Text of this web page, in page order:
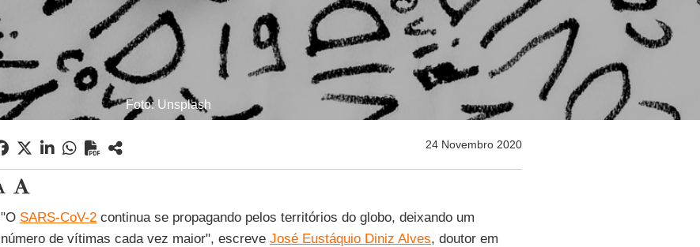
Foto: Unsplash
24 Novembro 2020
"O SARS-CoV-2continua se propagando pelos territórios do globo, deixando um
número de vítimas cada vez maior", escreve José Eustáquio Diniz Alves, doutor em